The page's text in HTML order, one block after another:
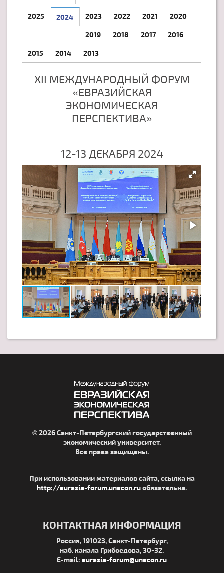
2025 2024 2023 2022 2021 2020
2019 2018 2017 2016
2015 2014 2013
XII МЕЖДУНАРОДНЫЙ ФОРУМ
«ЕВРАЗИЙСКАЯ
ЭКОНОМИЧЕСКАЯ
ПЕРСПЕКТИВА»
12-13 ДЕКАБРЯ 2024
© 2026 Санкт-Петербургский государственный
экономический университет.
Все права защищены.
При использовании материалов сайта, ссылка на
http://eurasia-forum.unecon.ruобязательна.
КОНТАКТНАЯ ИНФОРМАЦИЯ
Россия, 191023, Санкт-Петербург,
наб. канала Грибоедова, 30-32.
E-mail: eurasia-forum@unecon.ru